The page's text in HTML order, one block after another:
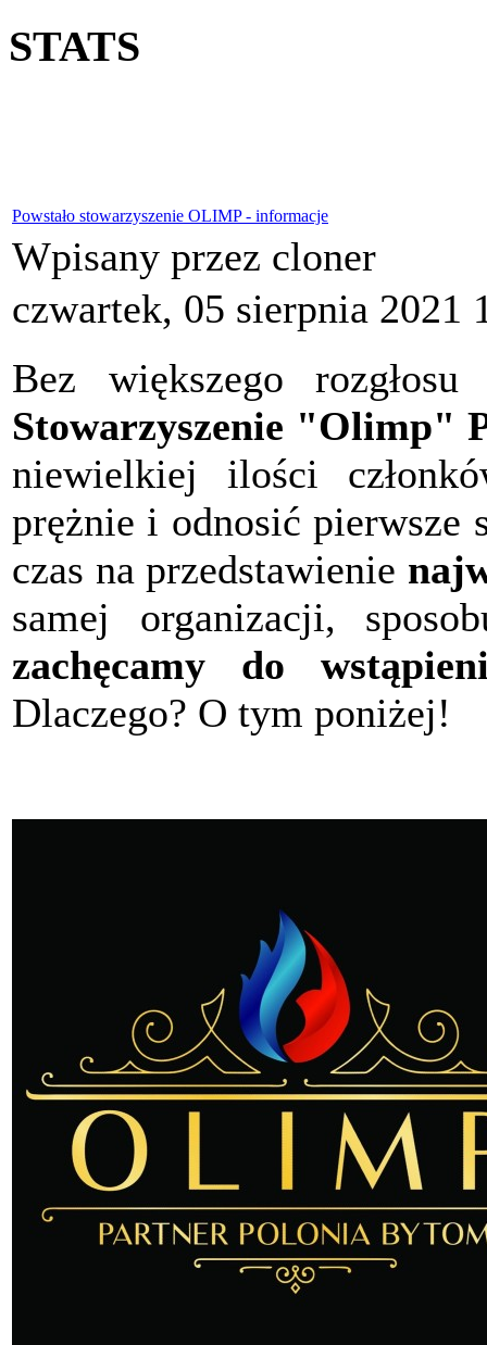
STATS
Powstało stowarzyszenie OLIMP - informacje
Wpisany przez cloner
czwartek, 05 sierpnia 2021
Bez większego
Stowarzyszenie "Olimp"
niewielkiej ilości
prężnie i odnosić pierwsze
czas na przedstawienie
samej organizacji,
zachęcamy do
Dlaczego? O tym poniżej!